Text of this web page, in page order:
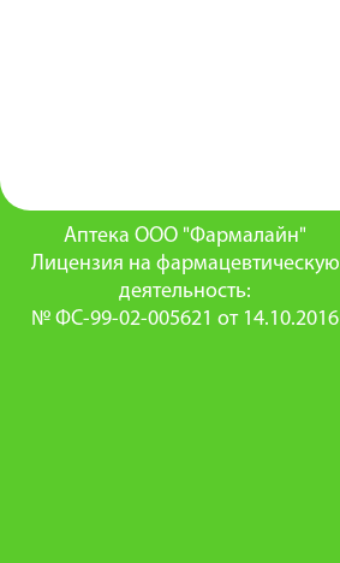
Аптека ООО "Фармалайн"
Лицензия на фармацевтическую
деятельность:
№ ФС-99-02-005621 от 14.10.2016